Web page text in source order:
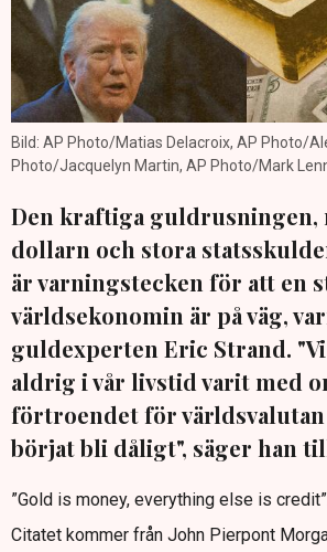
Bild: AP Photo/Matias Delacroix, AP Photo/
Photo/Jacquelyn Martin, AP Photo/Mark
Den kraftiga guldrusningen,
dollarn och stora
är varningstecken för att en
världsekonomin är på väg,
guldexperten Eric Strand.
aldrig i vår livstid varit med
förtroendet för
börjat bli dåligt", säger han
”Gold is money, everything else is
Citatet kommer från John Pierpont